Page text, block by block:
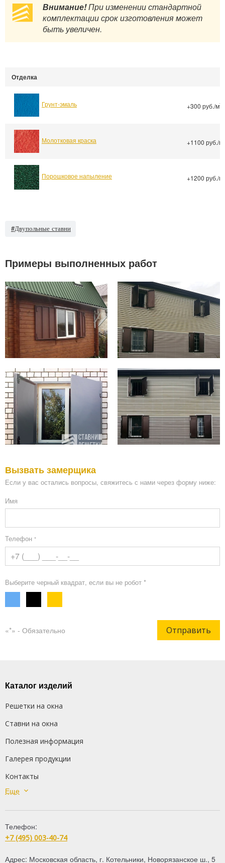
Вызвать замерщика
Если у вас остались вопросы, свяжитесь с нами через форму ниже:
Имя
Телефон *
Выберите черный квадрат, если вы не робот *
«*» - Обязательно Отправить
Внимание!При изменении стандартной
комплектации срок изготовления может
быть увеличен.
Отделка
Грунт-эмаль +300 руб./м2
Молотковая краска +1100 руб./м
Порошковое напыление +1200 руб./м
#Двупольные ставни
Примеры выполненных работ
Каталог изделий
Решетки на окна
Ставни на окна
Полезная информация
Галерея продукции
Контакты
Сварные решетки
Кованые решетки
Распашные решетки
Еще
Телефон:
+7 (495) 003-40-74
Адрес: Московская область, г. Котельники, Новорязанское ш., 5